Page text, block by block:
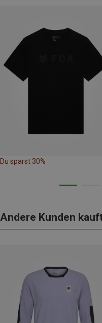
Du sparst 30%
Andere Kunden